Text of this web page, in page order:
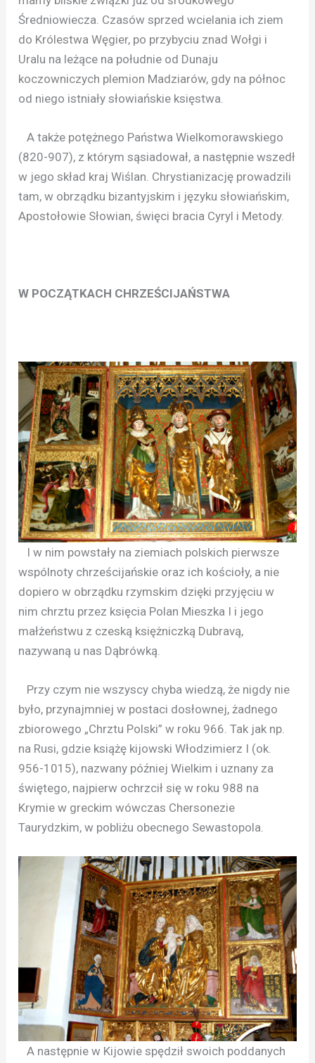
Średniowiecza. Czasów sprzed wcielania ich ziem
do Królestwa Węgier, po przybyciu znad Wołgi i
Uralu na leżące na południe od Dunaju
koczowniczych plemion Madziarów, gdy na północ
od niego istniały słowiańskie księstwa.
A także potężnego Państwa Wielkomorawskiego
(820-907), z którym sąsiadował, a następnie wszedł
w jego skład kraj Wiślan. Chrystianizację prowadzili
tam, w obrządku bizantyjskim i języku słowiańskim,
Apostołowie Słowian, święci bracia Cyryl i Metody.
W POCZĄTKACH CHRZEŚCIJAŃSTWA
I w nim powstały na ziemiach polskich pierwsze
wspólnoty chrześcijańskie oraz ich kościoły, a nie
dopiero w obrządku rzymskim dzięki przyjęciu w
nim chrztu przez księcia Polan Mieszka I i jego
małżeństwu z czeską księżniczką Dubravą,
nazywaną u nas Dąbrówką.
Przy czym nie wszyscy chyba wiedzą, że nigdy nie
było, przynajmniej w postaci dosłownej, żadnego
zbiorowego „Chrztu Polski” w roku 966. Tak jak np.
na Rusi, gdzie książę kijowski Włodzimierz I (ok.
956-1015), nazwany później Wielkim i uznany za
świętego, najpierw ochrzcił się w roku 988 na
Krymie w greckim wówczas Chersonezie
Taurydzkim, w pobliżu obecnego Sewastopola.
A następnie w Kijowie spędził swoich poddanych